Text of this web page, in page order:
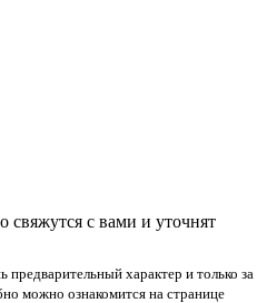
свяжутся с вами и уточнят
характер и только за
можно ознакомится на странице